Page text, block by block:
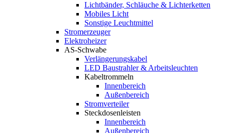
Lichtbänder, Schläuche & Lichterketten
Mobiles Licht
Sonstige Leuchtmittel
Stromerzeuger
Elektroheizer
AS-Schwabe
Verlängerungskabel
LED Baustrahler & Arbeitsleuchten
Kabeltrommeln
Innenbereich
Außenbereich
Stromverteiler
Steckdosenleisten
Innenbereich
Außenbereich